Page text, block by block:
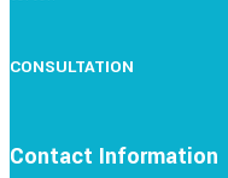
CONSULTATION
Contact Information